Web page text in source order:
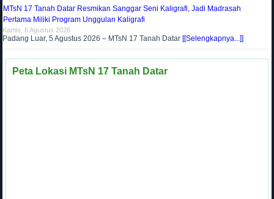
MTsN 17 Tanah Datar Resmikan Sanggar Seni Kaligrafi, Jadi Madrasah
Pertama Miliki Program Unggulan Kaligrafi
Kamis, 6 Agustus 2026
Padang Luar, 5 Agustus 2026 – MTsN 17 Tanah Datar[[Selengkapnya...]]
Peta Lokasi MTsN 17 Tanah Datar